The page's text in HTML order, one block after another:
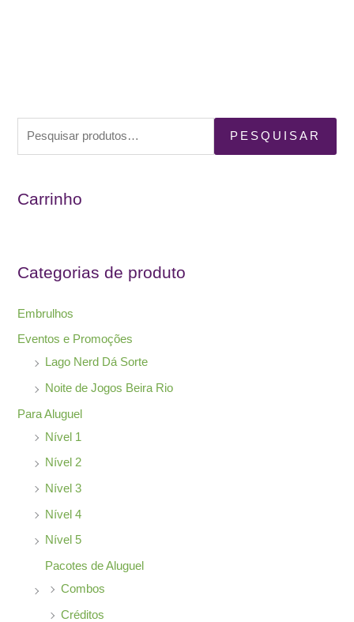
q
s
r
p
PESQUISAR
Carrinho
Categorias de produto
Embrulhos
Eventos e Promoções
Lago Nerd Dá Sorte
Noite de Jogos Beira Rio
Para Aluguel
Nível 1
Nível 2
Nível 3
Nível 4
Nível 5
Pacotes de Aluguel
Combos
Créditos